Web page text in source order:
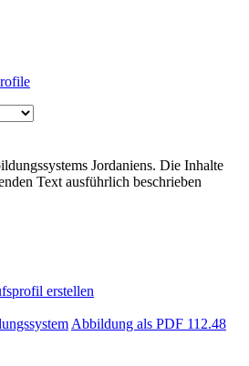
erstellen
Abbildung als PDF 112.48